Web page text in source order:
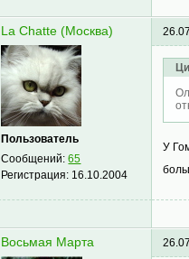
La Chatte (Москва)
Пользователь
Сообщений:65
Регистрация: 16.10.2004
У
Восьмая Марта